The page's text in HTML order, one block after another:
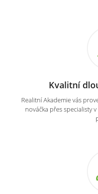
Kvalitní
Realitní Akademie vás
nováčka přes specialisty